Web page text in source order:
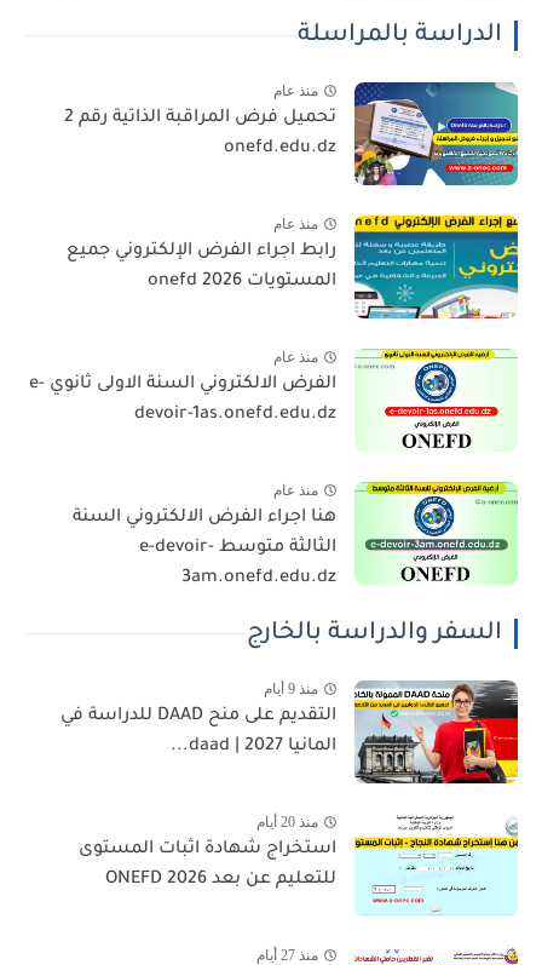
الدراسة بالمراسلة
منذ عام
تحميل فرض المراقبة الذاتية رقم 2
onefd.edu.dz
منذ عام
رابط اجراء الفرض الإلكتروني جميع
المستويات 2026 onefd
منذ عام
الفرض الالكتروني السنة الاولى ثانوي e-
devoir-1as.onefd.edu.dz
منذ عام
هنا اجراء الفرض الالكتروني السنة
الثالثة متوسط e-devoir-
3am.onefd.edu.dz
السفر والدراسة بالخارج
منذ 9 أيام
التقديم على منح DAAD للدراسة في
المانيا 2027 | daad...
منذ 20 أيام
استخراج شهادة اثبات المستوى
للتعليم عن بعد 2026 ONEFD
منذ 27 أيام